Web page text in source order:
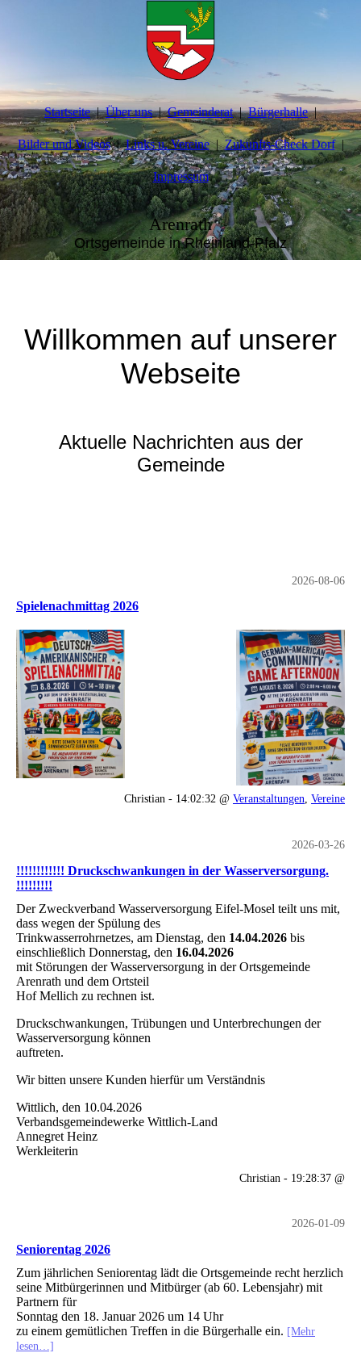
Startseite Über uns Gemeinderat Bürgerhalle
Bilder und Videos Links u. Vereine Zukunfts-Check Dorf
Impressum
Arenrath
Ortsgemeinde in Rheinland-Pfalz
Willkommen auf unserer
Webseite
Aktuelle Nachrichten aus der
Gemeinde
2026-08-06
Spielenachmittag 2026
Christian - 14:02:32 @ Veranstaltungen, Vereine
2026-03-26
!!!!!!!!!!!! Druckschwankungen in der Wasserversorgung.
!!!!!!!!!
Der Zweckverband Wasserversorgung Eifel-Mosel teilt uns mit,
dass wegen der Spülung des
Trinkwasserrohrnetzes, am Dienstag, den 14.04.2026 bis
einschließlich Donnerstag, den 16.04.2026
mit Störungen der Wasserversorgung in der Ortsgemeinde
Arenrath und dem Ortsteil
Hof Mellich zu rechnen ist.
Druckschwankungen, Trübungen und Unterbrechungen der
Wasserversorgung können
auftreten.
Wir bitten unsere Kunden hierfür um Verständnis
Wittlich, den 10.04.2026
Verbandsgemeindewerke Wittlich-Land
Annegret Heinz
Werkleiterin
Christian - 19:28:37 @
2026-01-09
Seniorentag 2026
Zum jährlichen Seniorentag lädt die Ortsgemeinde recht herzlich
seine Mitbürgerinnen und Mitbürger (ab 60. Lebensjahr) mit
Partnern für
Sonntag den 18. Januar 2026 um 14 Uhr
zu einem gemütlichen Treffen in die Bürgerhalle ein. [Mehr
lesen…]